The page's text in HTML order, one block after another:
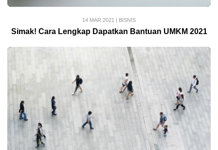
14 MAR 2021 | BISNIS
Simak! Cara Lengkap Dapatkan Bantuan UMKM 2021